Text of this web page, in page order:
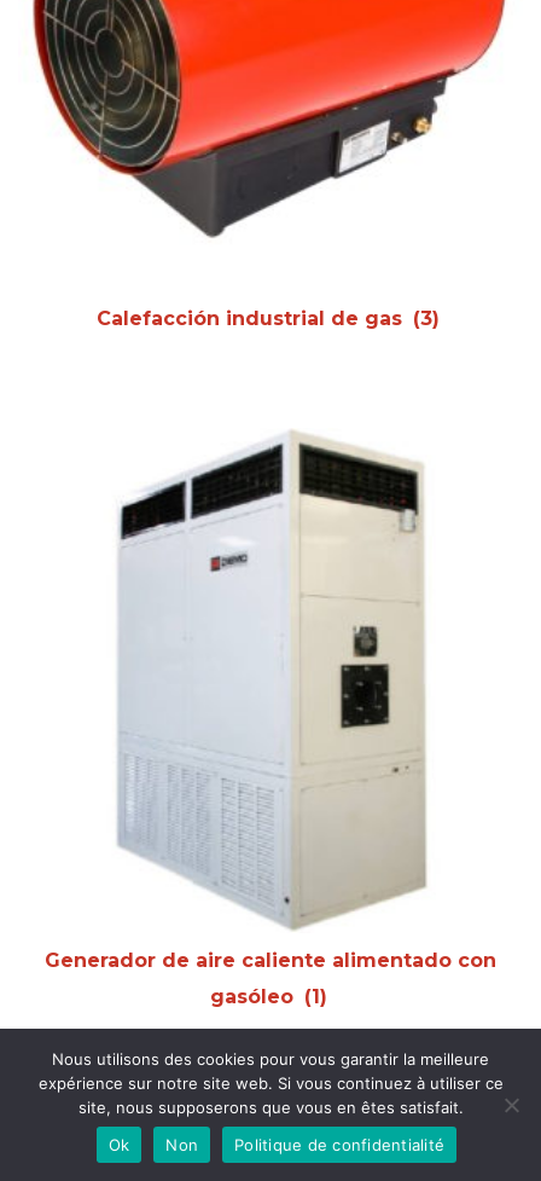
Calefacción industrial de gas (3)
Generador de aire caliente alimentado con
gasóleo (1)
Nous utilisons des cookies pour vous garantir la meilleure
expérience sur notre site web. Si vous continuez à utiliser ce
site, nous supposerons que vous en êtes satisfait.
Ok
Non Politique de confidentialité